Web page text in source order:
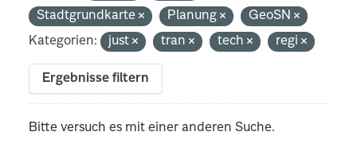
Stadtgrundkarte
Planung
GeoSN
Kategorien:
just tran tech regi
Ergebnisse filtern
Bitte versuch es mit einer anderen Suche.